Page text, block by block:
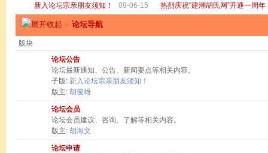
新入论坛宗亲朋友须知！ 09-06-15 热烈庆祝“建潮胡氏网”开通一周年
» 论坛导航
版块
论坛公告
论坛最新通知、公告、新闻要点等相关内容。
子版: 新入论坛宗亲朋友须知！
版主: 胡俊雄
论坛会员
论坛会员建议、咨询、了解等相关内容。
版主: 胡海文
论坛申请